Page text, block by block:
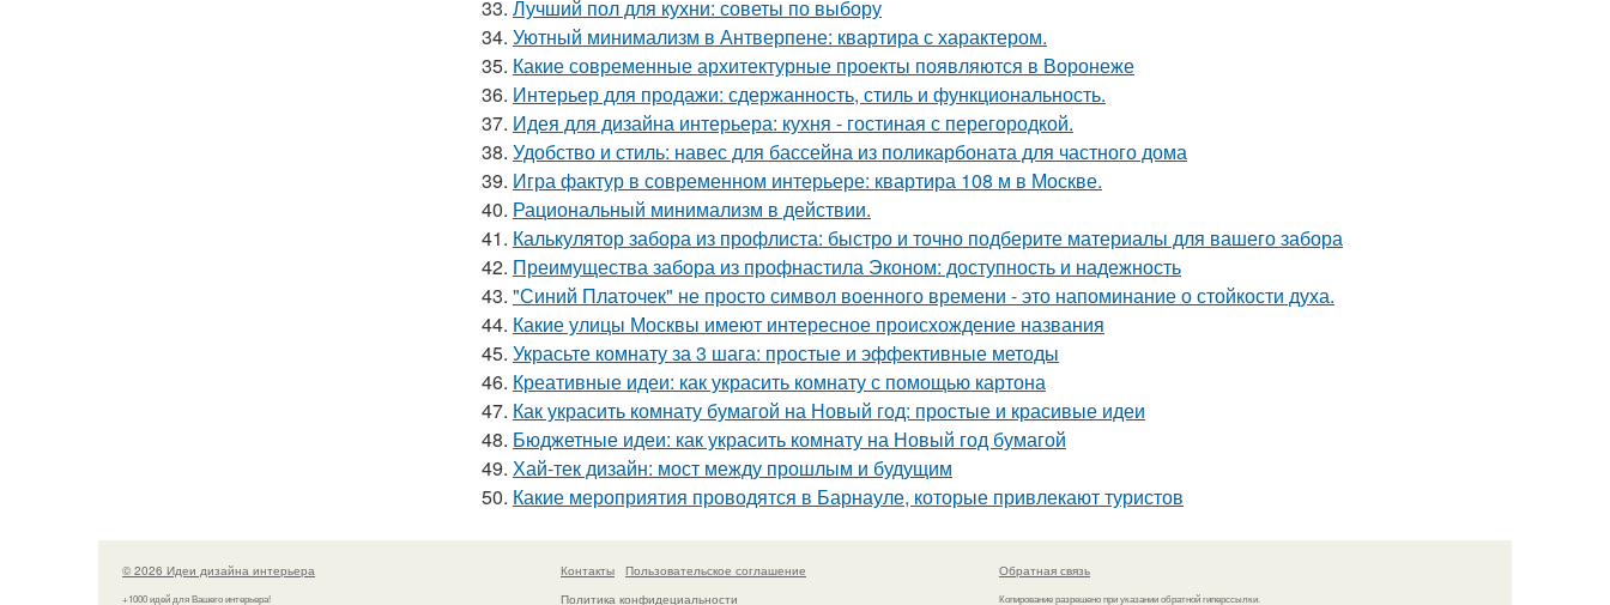
33. Лучший пол для кухни: советы по выбору
34. Уютный минимализм в Антверпене: квартира с характером.
35. Какие современные архитектурные проекты появляются в Воронеже
36. Интерьер для продажи: сдержанность, стиль и функциональность.
37. Идея для дизайна интерьера: кухня - гостиная с перегородкой.
38. Удобство и стиль: навес для бассейна из поликарбоната для частного дома
39. Игра фактур в современном интерьере: квартира 108 м в Москве.
40. Рациональный минимализм в действии.
41. Калькулятор забора из профлиста: быстро и точно подберите материалы для вашего забора
42. Преимущества забора из профнастила Эконом: доступность и надежность
43. "Синий Платочек" не просто символ военного времени - это напоминание о стойкости духа.
44. Какие улицы Москвы имеют интересное происхождение названия
45. Украсьте комнату за 3 шага: простые и эффективные методы
46. Креативные идеи: как украсить комнату с помощью картона
47. Как украсить комнату бумагой на Новый год: простые и красивые идеи
48. Бюджетные идеи: как украсить комнату на Новый год бумагой
49. Хай-тек дизайн: мост между прошлым и будущим
50. Какие мероприятия проводятся в Барнауле, которые привлекают туристов
© 2026 Идеи дизайна интерьера
+1000 идей для Вашего интерьера!
Контакты
Пользовательское соглашение
Политика конфидециальности
Обратная связь
Копирование разрешено при указании обратной гиперссылки.